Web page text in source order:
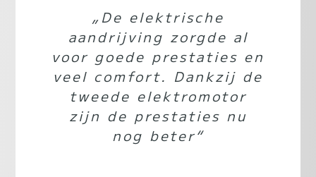
„De elektrische
aandrijving zorgde al
voor goede prestaties en
veel comfort. Dankzij de
tweede elektromotor
zijn de prestaties nu
nog beter“